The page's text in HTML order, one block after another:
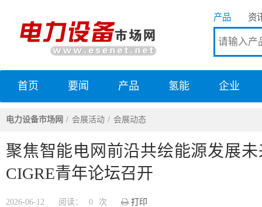
产品 资
首页 要闻 产品 氢能 企业
电力设备市场网 会展活动 会展动态
聚焦智能电网前沿共绘能源发展
CIGRE青年论坛召开
2026-06-12 阅读： 0 次 打印